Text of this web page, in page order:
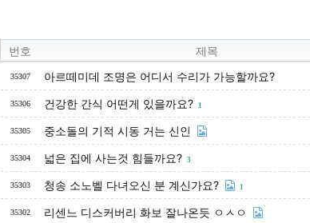
번호 제목
35307 아르떼미데 조명은 어디서 수리가 가능할까요?
35306 건강한 간식 어떤게 있을까요? 1
35305 중소돌의 기적 시동 거는 신인
35304 넓은 집에 사는것 힘들까요? 3
35303 청송 소노벨 다녀오신 분 계신가요? 1
35302 리센느 디스커버리 화보 잘나온듯 ㅇㅅㅇ